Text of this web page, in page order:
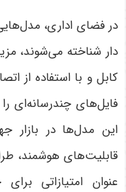
در فضای اداری،
دار شناخته می‌شوند،
کابل و با استفاده از
فایل‌های چندرسانه‌ای
این مدل‌ها در بازار
قابلیت‌های هوشمند،
عنوان امتیازاتی